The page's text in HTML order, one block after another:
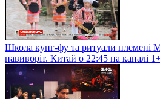
Школа кунг-фу та ритуали племені
навиворіт. Китай о 22:45 на каналі